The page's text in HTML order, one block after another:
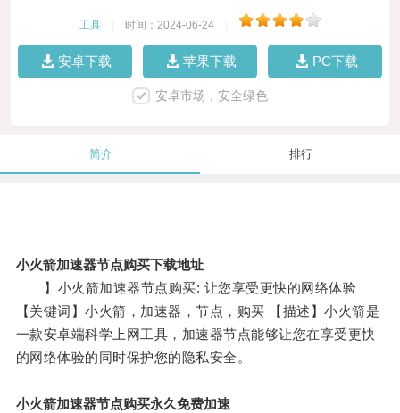
工具 时间：2024-06-24
安卓下载 苹果下载 PC下载
安卓市场，安全绿色
简介 排行
小火箭加速器节点购买下载地址
】小火箭加速器节点购买: 让您享受更快的网络体验
【关键词】小火箭，加速器，节点，购买 【描述】小火箭是
一款安卓端科学上网工具，加速器节点能够让您在享受更快
的网络体验的同时保护您的隐私安全。
小火箭加速器节点购买永久免费加速